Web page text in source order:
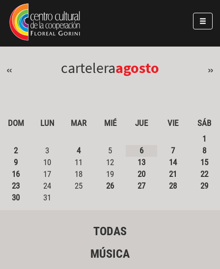
Pasar al contenido principal
Jump to main content
« carteleraagosto »
DOM LUN MAR MIÉ JUE VIE
SÁB
1
2
3 4 5 6 7
8
9
10 11 12 13 14
15
16
17 18 19 20 21
22
23
24 25 26 27 28
29
30
31
TODAS
MÚSICA